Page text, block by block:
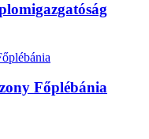
Főplébánia